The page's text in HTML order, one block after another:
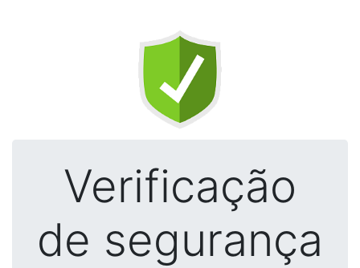
Verificação
de segurança